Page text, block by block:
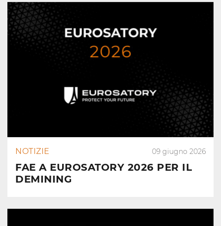
NOTIZIE 09 giugno 2026
FAE A EUROSATORY 2026 PER IL
DEMINING